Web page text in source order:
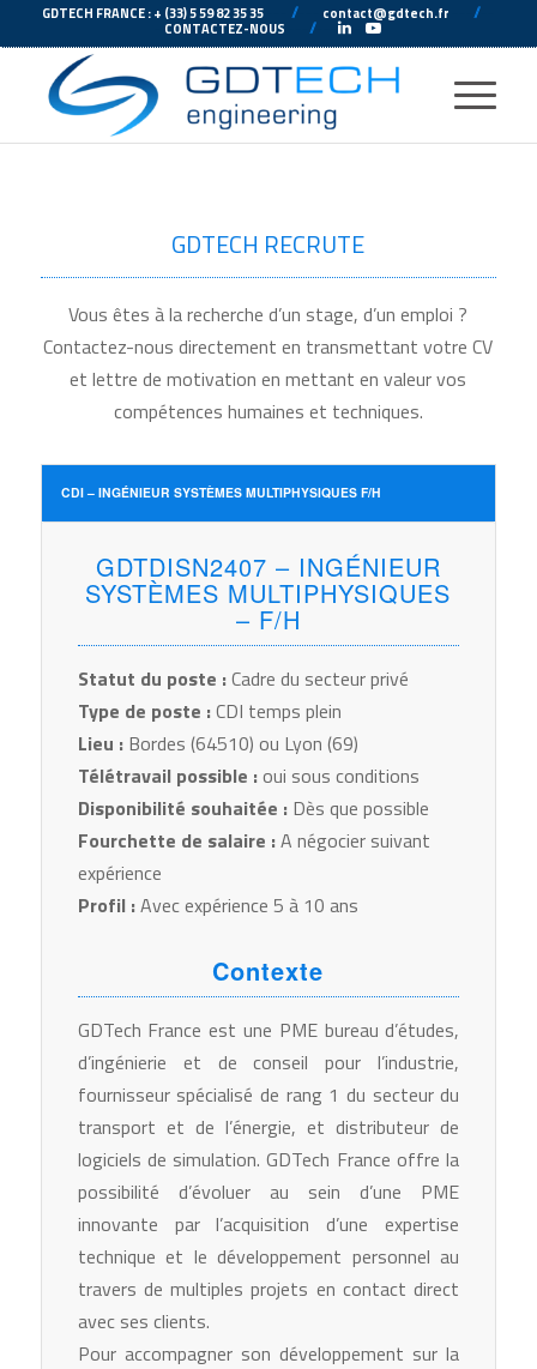
GDTECH FRANCE : + (33) 5 59 82 35 35 //--- contact@gdtech.fr //--
CONTACTEZ-NOUS ---// ---
GDTECH RECRUTE
Vous êtes à la recherche d’un stage, d’un emploi ?
Contactez-nous directement en transmettant votre CV
et lettre de motivation en mettant en valeur vos
compétences humaines et techniques.
CDI – INGÉNIEUR SYSTÈMES MULTIPHYSIQUES F/H
GDTDISN2407 – INGÉNIEUR
SYSTÈMES MULTIPHYSIQUES
– F/H
Statut du poste :Cadre du secteur privé
Type de poste :CDI temps plein
Lieu : Bordes (64510) ou Lyon (69)
Télétravail possible :oui sous conditions
Disponibilité souhaitée :Dès que possible
Fourchette de salaire :A négocier suivant
expérience
Profil :Avec expérience 5 à 10 ans
Contexte
GDTech France est une PME bureau d’études,
d’ingénierie et de conseil pour l’industrie,
fournisseur spécialisé de rang 1 du secteur du
transport et de l’énergie, et distributeur de
logiciels de simulation. GDTech France offre la
possibilité d’évoluer au sein d’une PME
innovante par l’acquisition d’une expertise
technique et le développement personnel au
travers de multiples projets en contact direct
avec ses clients.
Pour accompagner son développement sur la